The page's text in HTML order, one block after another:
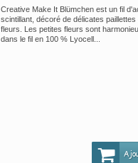
Creative Make It Blümchen est un fil
scintillant, décoré de délicates
fleurs. Les petites fleurs sont
dans le fil en 100 % Lyocell...